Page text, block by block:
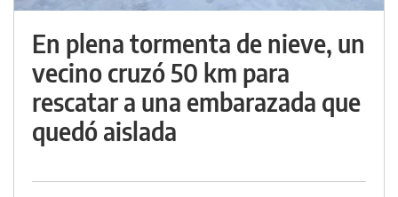
En plena tormenta de nieve, un
vecino cruzó 50 km para
rescatar a una embarazada que
quedó aislada